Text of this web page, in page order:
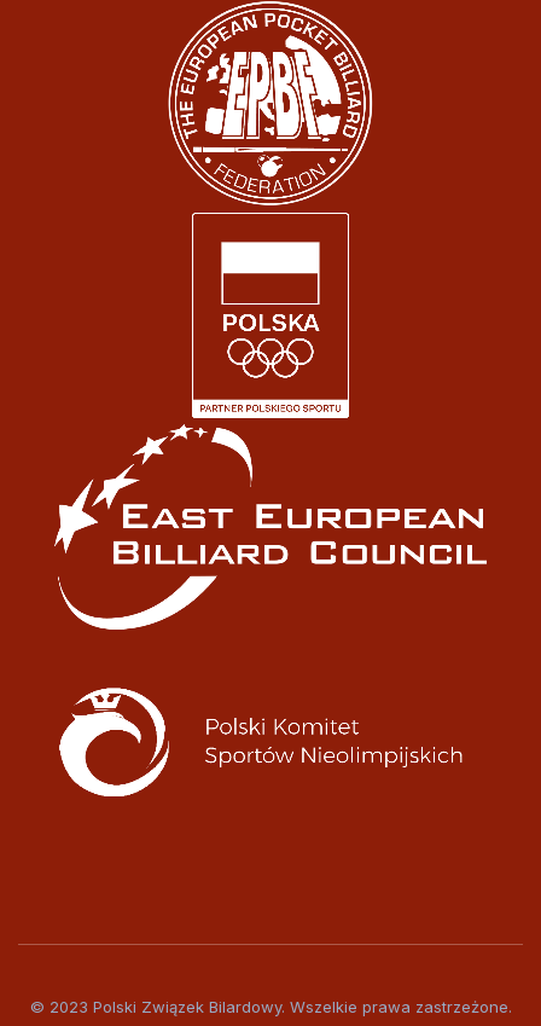
© 2023 Polski Związek Bilardowy. Wszelkie prawa zastrzeżone.